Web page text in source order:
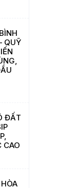
QUỸ
ĐẤT
CAO